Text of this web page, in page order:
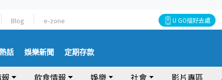
Blog e-zone U GO搵好去處
話 娛樂新聞 定期存款
飲食情報 娛樂 社會 影片專區